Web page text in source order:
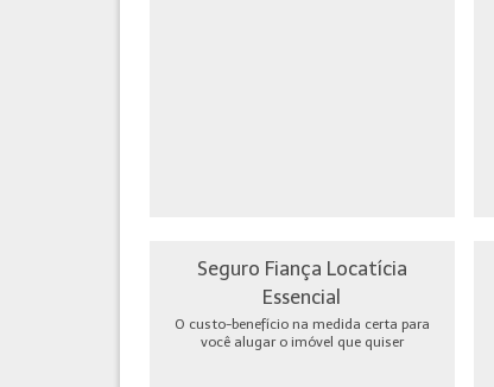
Seguro Fiança Locatícia
Essencial
O custo-benefício na medida certa para
você alugar o imóvel que quiser